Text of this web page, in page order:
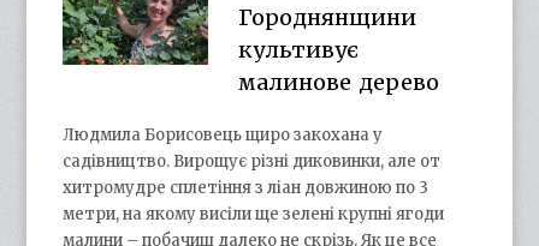
Городнянщини
культивує
малинове дерево
Людмила Борисовець щиро закохана у
садівництво. Вирощує різні диковинки, але от
хитромудре сплетіння з ліан довжиною по 3
метри, на якому висіли ще зелені крупні ягоди
малини – побачиш далеко не скрізь. Як це все